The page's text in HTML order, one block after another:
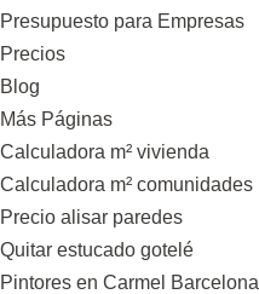
Presupuesto para Empresas
Precios
Blog
Más Páginas
Calculadora m² vivienda
Calculadora m² comunidades
Precio alisar paredes
Quitar estucado gotelé
Pintores en Carmel Barcelona